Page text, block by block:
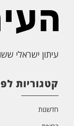
עיתון ישראלי
קטגוריות
חדשנות